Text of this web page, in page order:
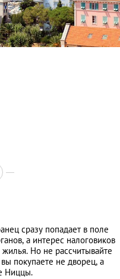
сразу попадает в поле
а интерес налоговиков
Но не рассчитывайте
покупаете не дворец, а
Ниццы.